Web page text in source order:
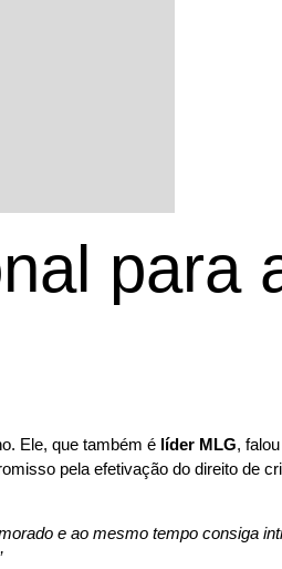
para
Ele, que também é líder MLG,
pela efetivação do direito de
e ao mesmo tempo consiga